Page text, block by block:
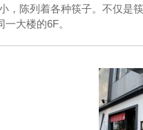
，陈列着各种筷子。不仅是
大楼的6F。